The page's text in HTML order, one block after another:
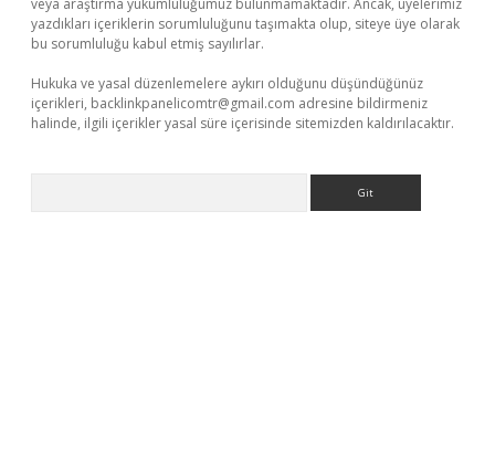
veya araştırma yükümlülüğümüz bulunmamaktadır. Ancak, üyelerimiz
yazdıkları içeriklerin sorumluluğunu taşımakta olup, siteye üye olarak
bu sorumluluğu kabul etmiş sayılırlar.
Hukuka ve yasal düzenlemelere aykırı olduğunu düşündüğünüz
içerikleri, backlinkpanelicomtr@gmail.com adresine bildirmeniz
halinde, ilgili içerikler yasal süre içerisinde sitemizden kaldırılacaktır.